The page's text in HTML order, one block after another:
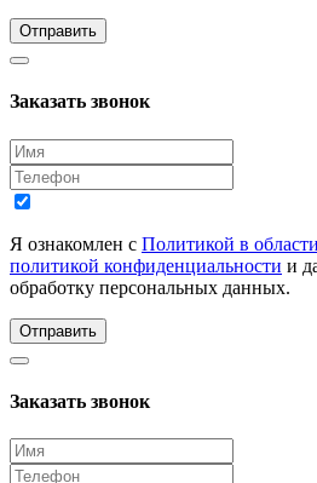
Отправить
Заказать звонок
Я ознакомлен с Политикой в
политикой конфиденциальности и
обработку персональных данных.
Отправить
Заказать звонок